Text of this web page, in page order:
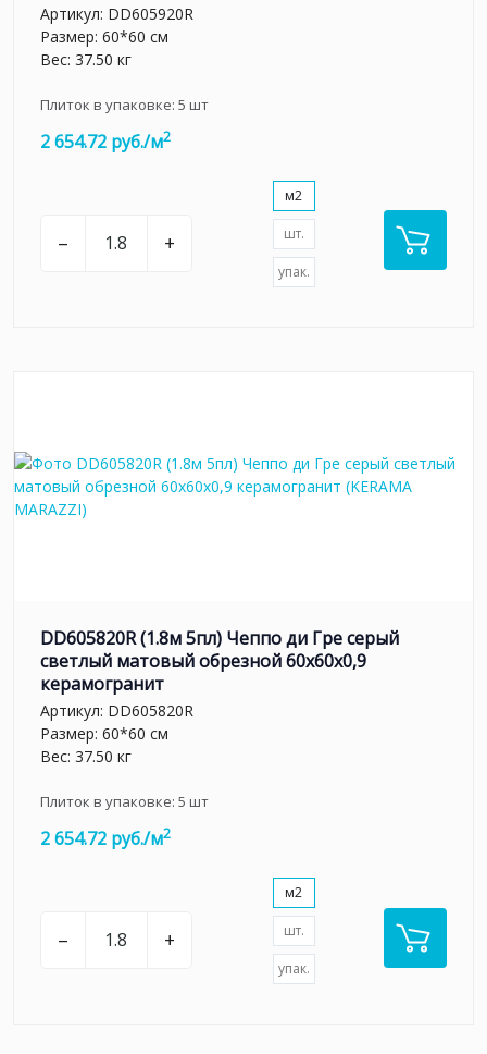
Артикул: DD605920R
Размер: 60*60 см
Вес: 37.50 кг
Плиток в упаковке: 5 шт
2 654.72 руб./м2
– +
м2
шт.
упак.
DD605820R (1.8м 5пл) Чеппо ди Гре серый
светлый матовый обрезной 60x60x0,9
керамогранит
Артикул: DD605820R
Размер: 60*60 см
Вес: 37.50 кг
Плиток в упаковке: 5 шт
2 654.72 руб./м2
– +
м2
шт.
упак.